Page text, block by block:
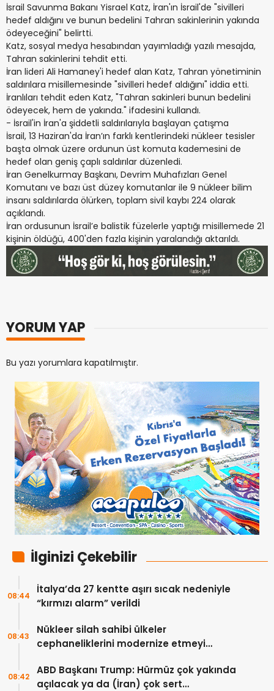
İsrail Savunma Bakanı Yisrael Katz, İran'ın İsrail'de "sivilleri
hedef aldığını ve bunun bedelini Tahran sakinlerinin yakında
ödeyeceğini" belirtti.
Katz, sosyal medya hesabından yayımladığı yazılı mesajda,
Tahran sakinlerini tehdit etti.
İran lideri Ali Hamaney'i hedef alan Katz, Tahran yönetiminin
saldırılara misillemesinde "sivilleri hedef aldığını" iddia etti.
İranlıları tehdit eden Katz, "Tahran sakinleri bunun bedelini
ödeyecek, hem de yakında." ifadesini kullandı.
- ⁠⁠⁠⁠⁠⁠İsrail'in İran'a şiddetli saldırılarıyla başlayan çatışma
İsrail, 13 Haziran'da İran’ın farklı kentlerindeki nükleer tesisler
başta olmak üzere ordunun üst komuta kademesini de
hedef olan geniş çaplı saldırılar düzenledi.
İran Genelkurmay Başkanı, Devrim Muhafızları Genel
Komutanı ve bazı üst düzey komutanlar ile 9 nükleer bilim
insanı saldırılarda ölürken, toplam sivil kaybı 224 olarak
açıklandı.
İran ordusunun İsrail’e balistik füzelerle yaptığı misillemede 21
kişinin öldüğü, 400'den fazla kişinin yaralandığı aktarıldı.
YORUM YAP
Bu yazı yorumlara kapatılmıştır.
İlginizi Çekebilir
İtalya’da 27 kentte aşırı sıcak nedeniyle
“kırmızı alarm” verildi
08:44
Nükleer silah sahibi ülkeler
cephaneliklerini modernize etmeyi
08:43
ABD Başkanı Trump: Hürmüz çok yakında
açılacak ya da (İran) çok sert
08:42